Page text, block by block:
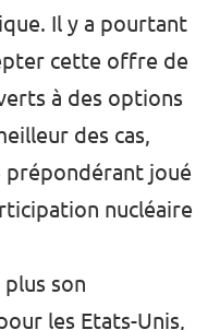
Il y a pourtant
cette offre de
à des options
des cas,
prépondérant joué
nucléaire
son
les Etats-Unis,